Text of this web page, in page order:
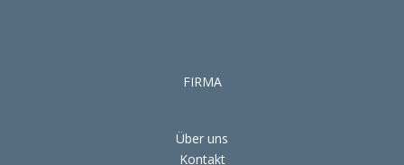
FIRMA
Über uns
Kontakt